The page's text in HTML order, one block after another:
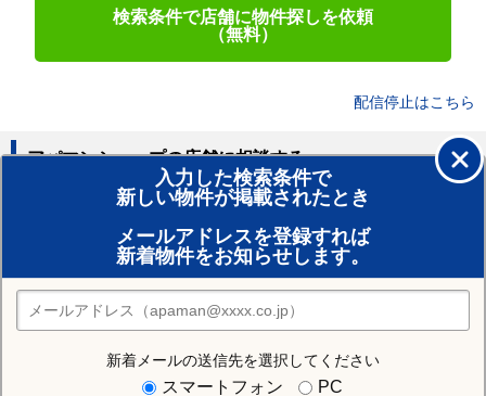
検索条件で店舗に物件探しを依頼
（無料）
配信停止はこちら
入力した検索条件で
新しい物件が掲載されたとき
メールアドレスを登録すれば
新着物件をお知らせします。
新着メールの送信先を選択してください
スマートフォン PC
アパマンショップの店舗に相談する
賃貸のプロがお部屋探し！
おまかせ物件リクエスト
住みたい街の店舗を探す
店舗検索
住む街研究所で東釧路駅の情報を見る